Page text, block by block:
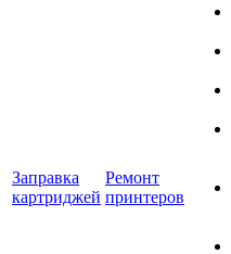
Заправка
картриджей
Ремонт
принтеров